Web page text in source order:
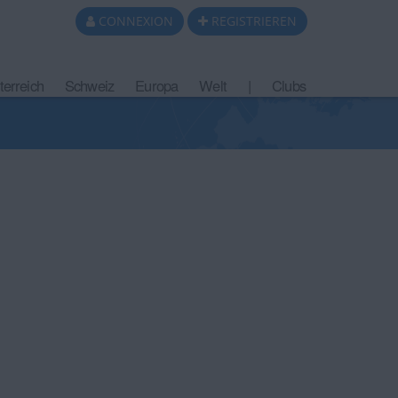
CONNEXION REGISTRIEREN
Schweiz Europa Welt Clubs